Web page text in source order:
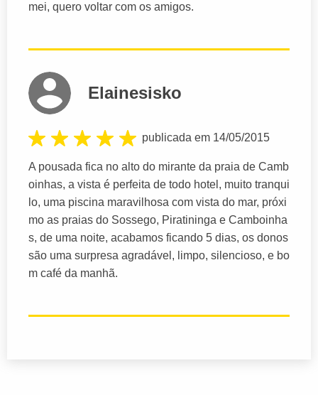
mei, quero voltar com os amigos.
Elainesisko
publicada em 14/05/2015
A pousada fica no alto do mirante da praia de Camb
oinhas, a vista é perfeita de todo hotel, muito tranqui
lo, uma piscina maravilhosa com vista do mar, próxi
mo as praias do Sossego, Piratininga e Camboinha
s, de uma noite, acabamos ficando 5 dias, os donos
são uma surpresa agradável, limpo, silencioso, e bo
m café da manhã.